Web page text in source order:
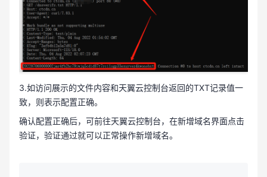
3.如访问展示的文件内容和天翼云控制台返回的TXT记录值一
致，则表示配置正确。
确认配置正确后，可前往天翼云控制台，在新增域名界面点击
验证，验证通过就可以正常操作新增域名。